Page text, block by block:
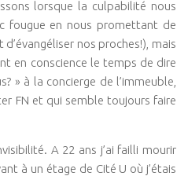
lorsque la culpabilité nous
fougue en nous promettant de
nos proches!), mais
en conscience le temps de dire
» à la concierge de l’immeuble,
FN et qui semble toujours faire
A 22 ans j’ai failli mourir
à un étage de Cité U où j’étais